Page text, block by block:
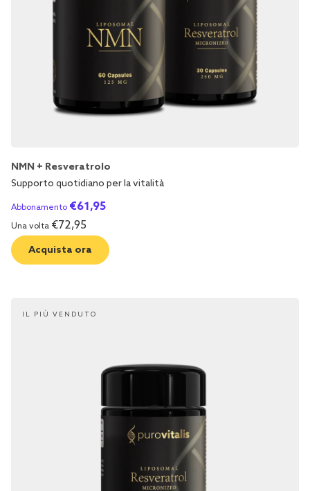
NMN + Resveratrolo
Supporto quotidiano per la vitalità
Abbonamento €61,95
Una volta €72,95
Acquista ora
IL PIÙ VENDUTO